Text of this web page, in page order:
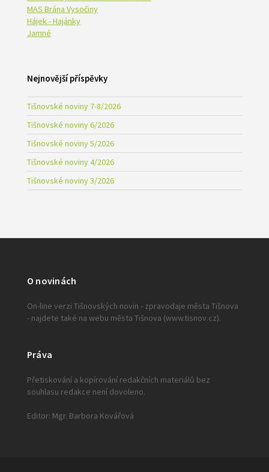
MAS Brána Vysočiny
Hájek - Hajánky
Jamné
Nejnovější příspěvky
Tišnovské noviny 7-8/2026
Tišnovské noviny 6/2026
Tišnovské noviny 5/2026
Tišnovské noviny 4/2026
Tišnovské noviny 3/2026
O novinách
On-line verzi Tišnovských novin - zpravodaje města Tišnova
- najdete také na webu města Tišnova (www.tisnov.cz).
Práva
Přetiskování a kopírování redakčních materiálů bez
souhlasu redakce není dovoleno.
Editor: Mgr. Barbora Kovářová